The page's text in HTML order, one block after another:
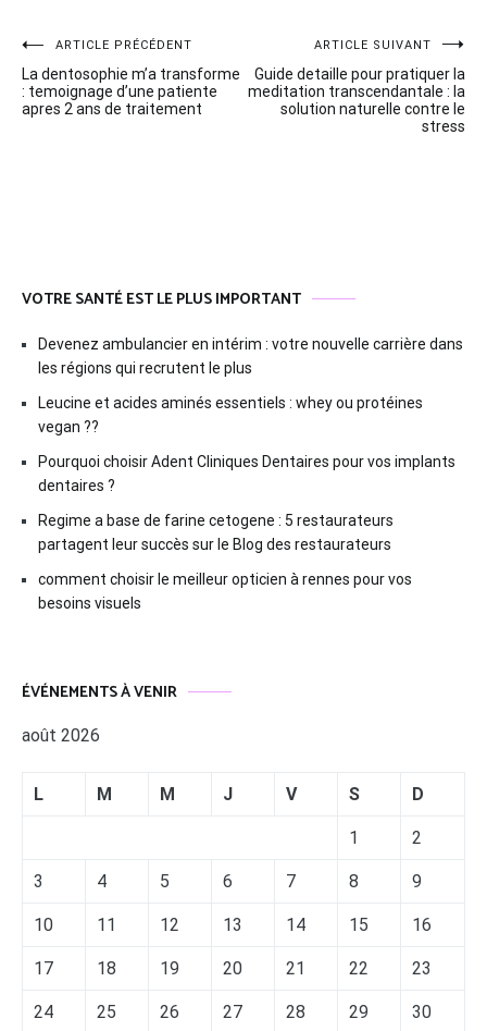
Navigation
de
ARTICLE PRÉCÉDENT
La dentosophie m’a transforme
: temoignage d’une patiente
apres 2 ans de traitement
ARTICLE SUIVANT
Guide detaille pour pratiquer la
meditation transcendantale : la
solution naturelle contre le
stress
VOTRE SANTÉ EST LE PLUS IMPORTANT
Devenez ambulancier en intérim : votre nouvelle carrière dans
les régions qui recrutent le plus
Leucine et acides aminés essentiels : whey ou protéines
vegan ??
Pourquoi choisir Adent Cliniques Dentaires pour vos implants
dentaires ?
Regime a base de farine cetogene : 5 restaurateurs
partagent leur succès sur le Blog des restaurateurs
comment choisir le meilleur opticien à rennes pour vos
besoins visuels
ÉVÉNEMENTS À VENIR
août 2026
L M M J V S D
1 2
3 4 5 6 7 8 9
10 11 12 13 14 15 16
17 18 19 20 21 22 23
24 25 26 27 28 29 30